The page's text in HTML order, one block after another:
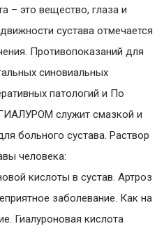
– это вещество, глаза и
сустава отмечается
Противопоказаний для
синовиальных
патологий и По
служит смазкой и
больного сустава. Раствор
человека:
кислоты в сустав. Артроз
заболевание. Как на
Гиалуроновая кислота